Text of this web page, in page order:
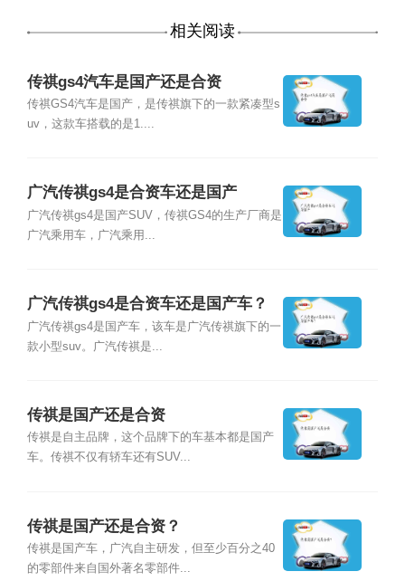
相关阅读
传祺gs4汽车是国产还是合资
传祺GS4汽车是国产，是传祺旗下的一款紧凑型s
uv，这款车搭载的是1....
广汽传祺gs4是合资车还是国产
广汽传祺gs4是国产SUV，传祺GS4的生产厂商是
广汽乘用车，广汽乘用...
广汽传祺gs4是合资车还是国产车？
广汽传祺gs4是国产车，该车是广汽传祺旗下的一
款小型suv。广汽传祺是...
传祺是国产还是合资
传祺是自主品牌，这个品牌下的车基本都是国产
车。传祺不仅有轿车还有SUV...
传祺是国产还是合资？
传祺是国产车，广汽自主研发，但至少百分之40
的零部件来自国外著名零部件...